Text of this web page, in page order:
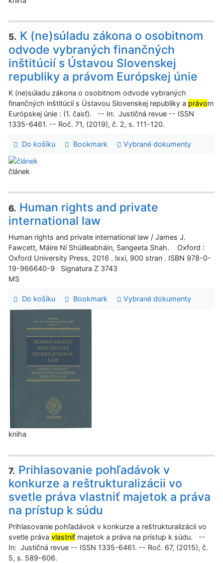
5. K (ne)súladu zákona o osobitnom
odvode vybraných finančných
inštitúcií s Ústavou Slovenskej
republiky a právom Európskej únie
K (ne)súladu zákona o osobitnom odvode vybraných
finančných inštitúcií s Ústavou Slovenskej republiky a právom
Európskej únie : (1. časť). -- In: Justičná revue -- ISSN
1335-6461. -- Roč. 71, (2019), č. 2, s. 111-120.
Do košíku Bookmark Vybrané dokumenty
článek
6. Human rights and private
international law
Human rights and private international law / James J.
Fawcett, Máire Ní Shúilleabháin, Sangeeta Shah. Oxford :
Oxford University Press, 2016 . lxxi, 900 stran . ISBN 978-0-
19-966640-9 Signatura Z 3743
MS
Do košíku Bookmark Vybrané dokumenty
kniha
7. Prihlasovanie pohľadávok v
konkurze a reštrukturalizácii vo
svetle práva vlastniť majetok a práva
na prístup k súdu
Prihlasovanie pohľadávok v konkurze a reštrukturalizácii vo
svetle práva vlastniť majetok a práva na prístup k súdu. --
In: Justičná revue -- ISSN 1335-6461. -- Roč. 67, (2015), č.
5, s. 589-606.